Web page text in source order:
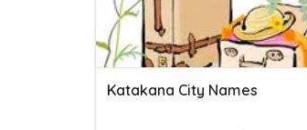
Katakana City Names